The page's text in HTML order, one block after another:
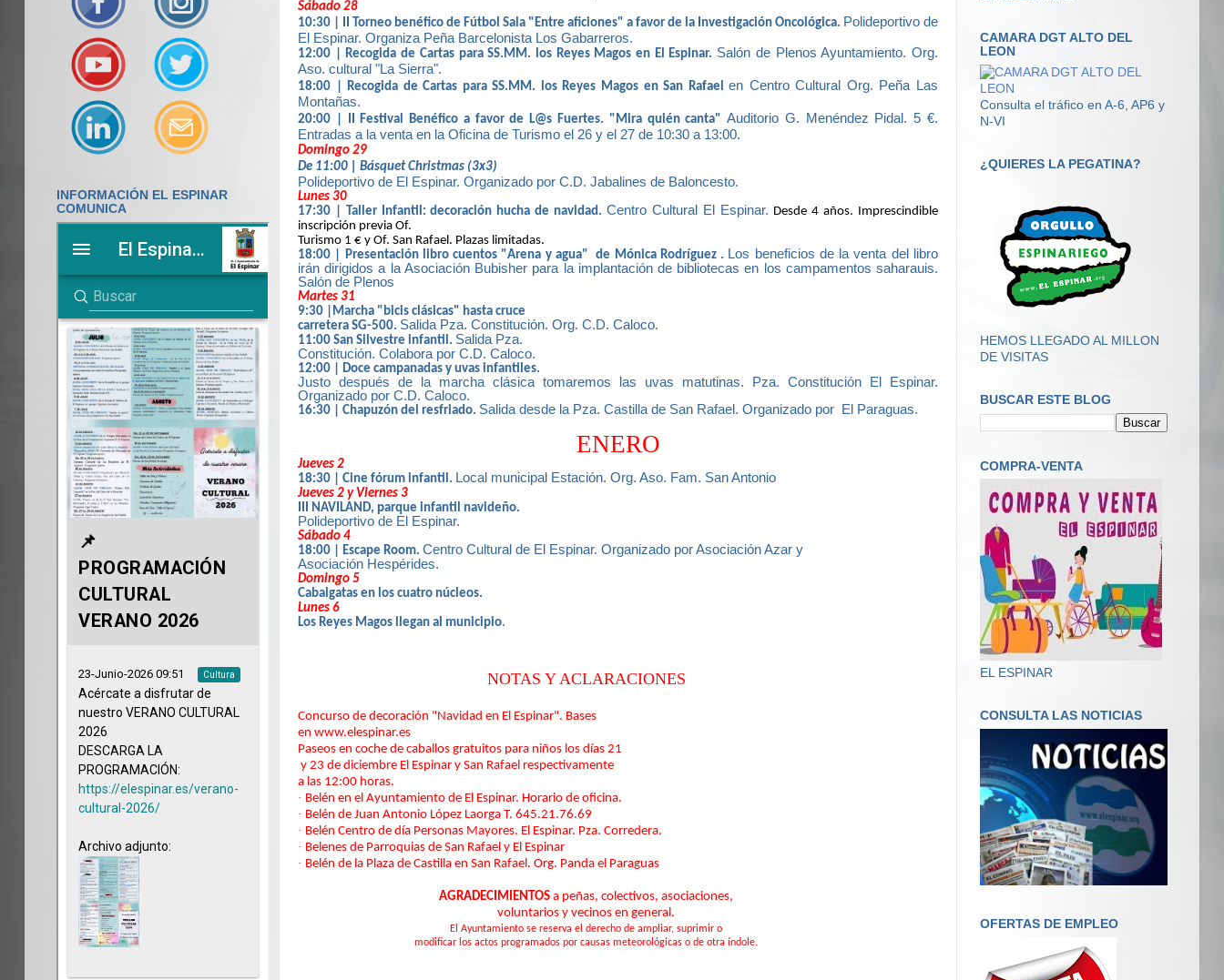
Sábado 28
10:30 | II Torneo benéfico de Fútbol Sala "Entre aficiones" a favor de la Investigación Oncológica. Polideportivo de
El Espinar. Organiza Peña Barcelonista Los Gabarreros.
12:00 | Recogida de Cartas para SS.MM. los Reyes Magos en El Espinar. Salón de Plenos Ayuntamiento. Org.
Aso. cultural "La Sierra".
18:00 | Recogida de Cartas para SS.MM. los Reyes Magos en San Rafaelen Centro Cultural Org. Peña Las
Montañas.
20:00 | II Festival Benéfico a favor de L@s Fuertes. "Mira quién canta" Auditorio G. Menéndez Pidal. 5 €.
Entradas a la venta en la Oficina de Turismo el 26 y el 27 de 10:30 a 13:00.
Domingo 29
De 11:00 | Básquet Christmas (3x3)
Polideportivo de El Espinar. Organizado por C.D. Jabalines de Baloncesto.
Lunes 30
17:30 | Taller Infantil: decoración hucha de navidad. Centro Cultural El Espinar. Desde 4 años. Imprescindible
inscripción previa Of.
Turismo 1 € y Of. San Rafael. Plazas limitadas.
18:00 | Presentación libro cuentos "Arena y agua"
de Mónica Rodríguez . Los beneficios de la venta del libro
irán dirigidos a la Asociación Bubisher para la implantación de bibliotecas en los campamentos saharauis.
Salón de Plenos
Martes 31
9:30 |Marcha "bicis clásicas" hasta cruce
carretera SG-500. Salida Pza. Constitución. Org. C.D. Caloco.
11:00 San Silvestre infantil. Salida Pza.
Constitución. Colabora por C.D. Caloco.
12:00 | Doce campanadas y uvas infantiles.
Justo después de la marcha clásica tomaremos las uvas matutinas. Pza. Constitución El Espinar.
Organizado por C.D. Caloco.
16:30 | Chapuzón del resfriado. Salida desde la Pza. Castilla de San Rafael. Organizado por El Paraguas.
ENERO
Jueves 2
18:30 | Cine fórum infantil. Local municipal Estación. Org. Aso. Fam. San Antonio
Jueves 2 y Viernes 3
III NAVILAND, parque infantil navideño.
Polideportivo de El Espinar.
Sábado 4
18:00 | Escape Room. Centro Cultural de El Espinar. Organizado por Asociación Azar y
Asociación Hespérides.
Domingo 5
Cabalgatas en los cuatro núcleos.
Lunes 6
Los Reyes Magos llegan al municipio.
NOTAS Y ACLARACIONES
Concurso de decoración "Navidad en El Espinar". Bases
en www.elespinar.es
Paseos en coche de caballos gratuitos para niños los días 21
y 23 de diciembre El Espinar y San Rafael respectivamente
a las 12:00 horas.
· Belén en el Ayuntamiento de El Espinar. Horario de oficina.
· Belén de Juan Antonio López Laorga T. 645.21.76.69
· Belén Centro de día Personas Mayores. El Espinar. Pza. Corredera.
· Belenes de Parroquias de San Rafael y El Espinar
· Belén de la Plaza de Castilla en San Rafael. Org. Panda el Paraguas
AGRADECIMIENTOSa peñas, colectivos, asociaciones,
voluntarios y vecinos en general.
El Ayuntamiento se reserva el derecho de ampliar, suprimir o
modificar los actos programados por causas meteorológicas o de otra índole.
INFORMACIÓN EL ESPINAR
COMUNICA
CAMARA DGT ALTO DEL
LEON
Consulta el tráfico en A-6, AP6 y
N-VI
¿QUIERES LA PEGATINA?
HEMOS LLEGADO AL MILLON
DE VISITAS
BUSCAR ESTE BLOG
COMPRA-VENTA
EL ESPINAR
CONSULTA LAS NOTICIAS
OFERTAS DE EMPLEO